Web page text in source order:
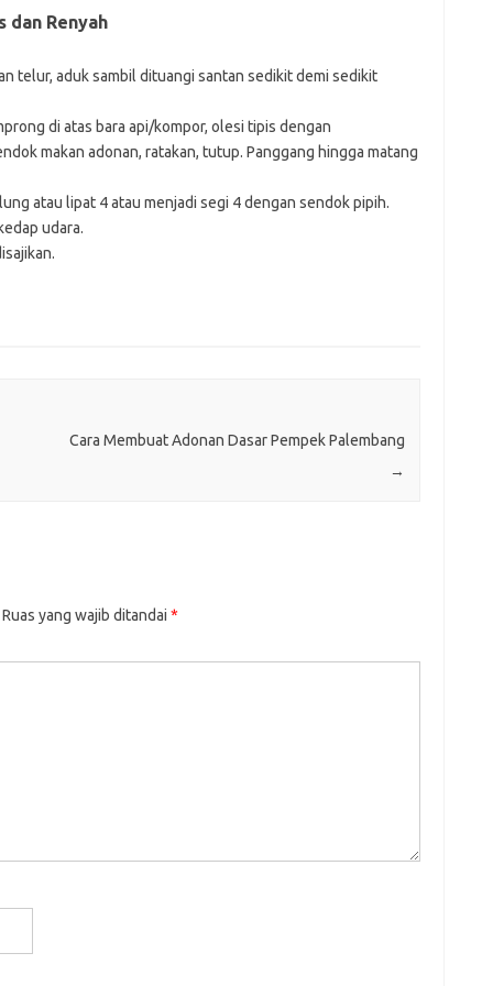
dan Renyah
telur, aduk sambil dituangi santan sedikit demi sedikit
di atas bara api/kompor, olesi tipis dengan
makan adonan, ratakan, tutup. Panggang hingga matang
atau lipat 4 atau menjadi segi 4 dengan sendok pipih.
udara.
Cara Membuat Adonan Dasar Pempek Palembang
→
Ruas yang wajib ditandai *